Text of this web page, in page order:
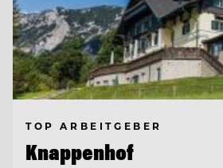
TOP ARBEITGEBER
Knappenhof